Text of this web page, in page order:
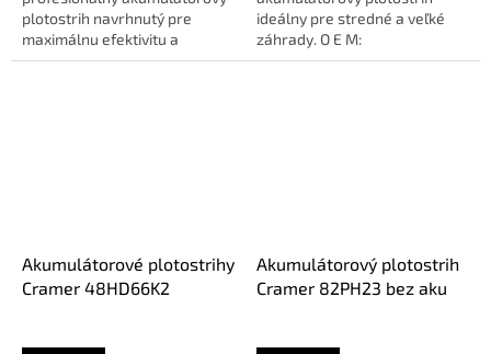
plotostrih navrhnutý pre
maximálnu efektivitu a
pohodlie. Bezkomutátorový
ideálny pre stredné a veľké
záhrady. O E M:
042301286UA...
Akumulátorové plotostrihy
Cramer 48HD66K2
Akumulátorový plotostrih
Cramer 82PH23 bez aku